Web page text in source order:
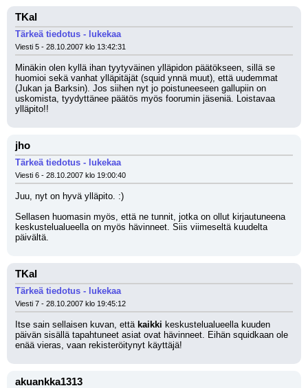
TKal
Tärkeä tiedotus - lukekaa
Viesti 5 - 28.10.2007 klo 13:42:31
Minäkin olen kyllä ihan tyytyväinen ylläpidon päätökseen, sillä se
huomioi sekä vanhat ylläpitäjät (squid ynnä muut), että uudemmat
(Jukan ja Barksin). Jos siihen nyt jo poistuneeseen gallupiin on
uskomista, tyydyttänee päätös myös foorumin jäseniä. Loistavaa
ylläpito!!
jho
Tärkeä tiedotus - lukekaa
Viesti 6 - 28.10.2007 klo 19:00:40
Juu, nyt on hyvä ylläpito. :)
Sellasen huomasin myös, että ne tunnit, jotka on ollut kirjautuneena
keskustelualueella on myös hävinneet. Siis viimeseltä kuudelta
päivältä.
TKal
Tärkeä tiedotus - lukekaa
Viesti 7 - 28.10.2007 klo 19:45:12
Itse sain sellaisen kuvan, että kaikki keskustelualueella kuuden
päivän sisällä tapahtuneet asiat ovat hävinneet. Eihän squidkaan ole
enää vieras, vaan rekisteröitynyt käyttäjä!
akuankka1313